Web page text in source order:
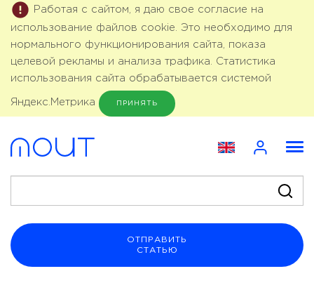
Работая с сайтом, я даю свое согласие на
использование файлов cookie. Это необходимо для
нормального функционирования сайта, показа
целевой рекламы и анализа трафика. Статистика
использования сайта обрабатывается системой
Яндекс.Метрика ПРИНЯТЬ
ОТПРАВИТЬ
СТАТЬЮ